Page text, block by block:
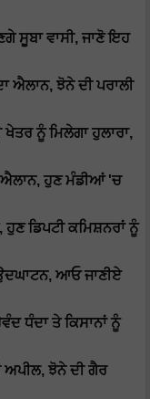
ਸੂਬਾ ਵਾਸੀ, ਜਾਣੋ ਇਹ
ਐਲਾਨ, ਝੋਨੇ ਦੀ ਪਰਾਲੀ
ਖੇਤਰ ਨੂੰ ਮਿਲੇਗਾ ਹੁਲਾਰਾ,
ਐਲਾਨ, ਹੁਣ ਮੰਡੀਆਂ 'ਚ
ਡਿਪਟੀ ਕਮਿਸ਼ਨਰਾਂ ਨੂੰ
ਆਓ ਜਾਣੀਏ
ਧੰਦਾ ਤੇ ਕਿਸਾਨਾਂ ਨੂੰ
ਅਪੀਲ, ਝੋਨੇ ਦੀ ਗੈਰ